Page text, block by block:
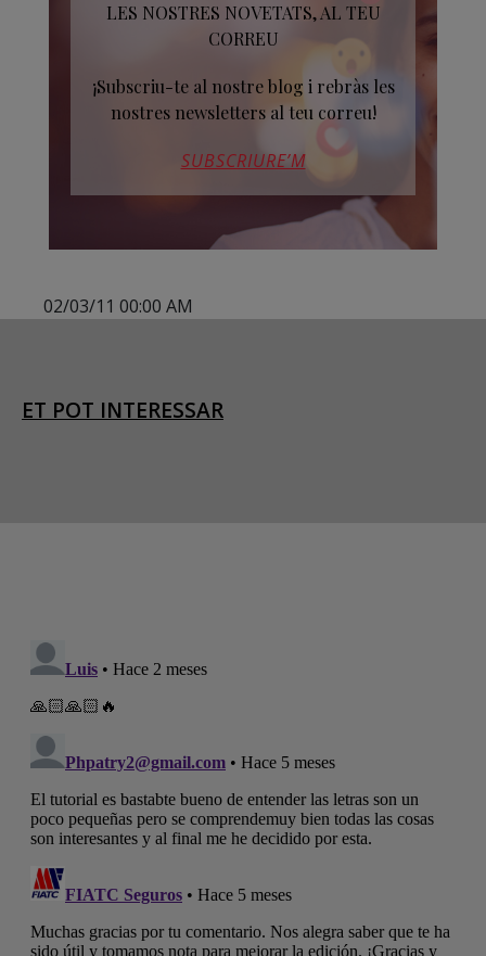
LES NOSTRES NOVETATS, AL TEU
CORREU
¡Subscriu-te al nostre blog i rebràs les
nostres newsletters al teu correu!
SUBSCRIURE’M
02/03/11 00:00 AM
ET POT INTERESSAR